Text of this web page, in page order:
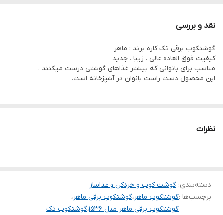
نقد و بررسی
گوشتکوب برقی تک کاره برند : ماهر
کیفیت فوق العاده عالی . زیبا . جدید
مناسب برای بانوانی که بیشتر غذاهای گوشتی درست میکنند .
این محصول دست راست بانوان در آشپزخانه است.
نظرات
دسته‌بندی: گوشت کوب و خردکن و غذاساز
برچسب‌ها :گوشتکوب ماهر،گوشتکوب برقی ماهر،
گوشتکوب برقی ماهر مدل 1536
،گوشتکوب تک